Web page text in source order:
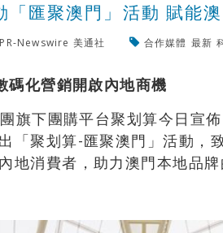
「匯聚澳門」活動 賦能
PR-Newswire 美通社 合作媒體 最新
碼化營銷開啟內地商機
旗下團購平台聚划算今日宣
「聚划算-匯聚澳門」活動，
地消費者，助力澳門本地品